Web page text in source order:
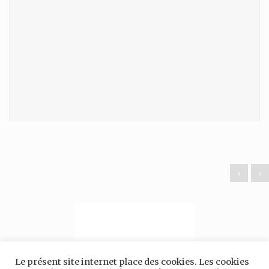
Le présent site internet place des cookies. Les cookies